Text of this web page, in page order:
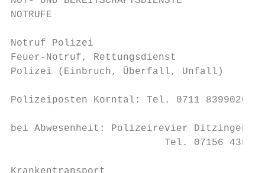
NOTRUFE
Notruf Polizei                           110
Feuer-Notruf, Rettungsdienst
Polizei (Einbruch, Überfall, Unfall)
Polizeiposten Korntal: Tel. 0711
bei Abwesenheit: Polizeirevier Ditzingen,
Tel. 07156